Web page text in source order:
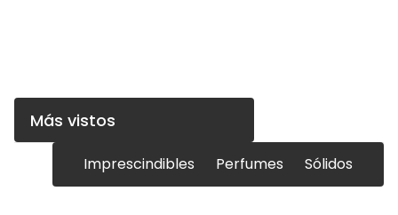
Más vistos
Imprescindibles Perfumes Sólidos